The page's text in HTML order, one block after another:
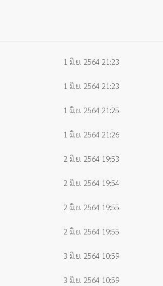
1 มิ.ย. 2564 21:23
1 มิ.ย. 2564 21:23
1 มิ.ย. 2564 21:25
1 มิ.ย. 2564 21:26
2 มิ.ย. 2564 19:53
2 มิ.ย. 2564 19:54
2 มิ.ย. 2564 19:55
2 มิ.ย. 2564 19:55
3 มิ.ย. 2564 10:59
3 มิ.ย. 2564 10:59